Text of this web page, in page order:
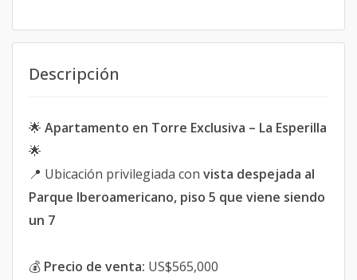
Descripción
🌟 Apartamento en Torre Exclusiva – La Esperilla
🌟
📍 Ubicación privilegiada con vista despejada al
Parque Iberoamericano, piso 5 que viene siendo
un 7
💰 Precio de venta: US$565,000